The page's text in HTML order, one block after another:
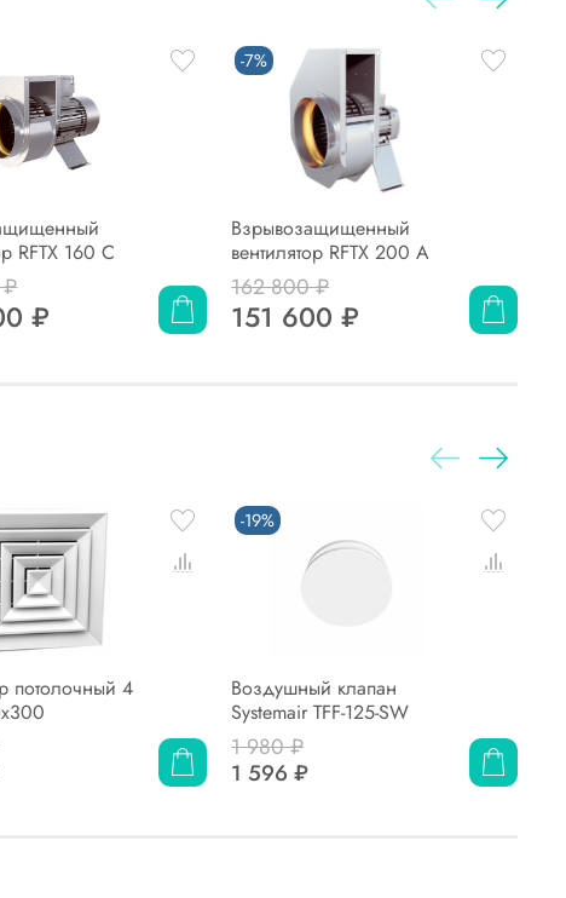
RFTX 160 C
₽
-7%
Взрывозащищенный
вентилятор RFTX 200 A
162 800 ₽
151 600 ₽
потолочный 4
-19%
Воздушный клапан
Systemair TFF-125-SW
1 980 ₽
1 596 ₽